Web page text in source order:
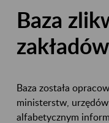
Baza
Baza została
ministerstw,
alfabetycznym